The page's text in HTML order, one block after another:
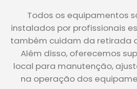
Todos os equipamentos
instalados por profissionais
também cuidam da retirada
Além disso, oferecemos
local para manutenção,
na operação dos